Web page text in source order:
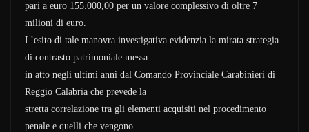
pari a euro 155.000,00 per un valore complessivo di oltre 7
milioni di euro.
L’esito di tale manovra investigativa evidenzia la mirata strategia
di contrasto patrimoniale messa
in atto negli ultimi anni dal Comando Provinciale Carabinieri di
Reggio Calabria che prevede la
stretta correlazione tra gli elementi acquisiti nel procedimento
penale e quelli che vengono